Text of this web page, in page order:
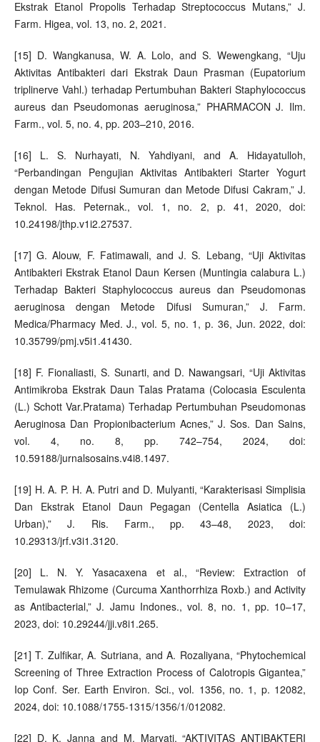
Ekstrak Etanol Propolis Terhadap Streptococcus Mutans,” J.
Farm. Higea, vol. 13, no. 2, 2021.
[15] D. Wangkanusa, W. A. Lolo, and S. Wewengkang, “Uju
Aktivitas Antibakteri dari Ekstrak Daun Prasman (Eupatorium
triplinerve Vahl.) terhadap Pertumbuhan Bakteri Staphylococcus
aureus dan Pseudomonas aeruginosa,” PHARMACON J. Ilm.
Farm., vol. 5, no. 4, pp. 203–210, 2016.
[16] L. S. Nurhayati, N. Yahdiyani, and A. Hidayatulloh,
“Perbandingan Pengujian Aktivitas Antibakteri Starter Yogurt
dengan Metode Difusi Sumuran dan Metode Difusi Cakram,” J.
Teknol. Has. Peternak., vol. 1, no. 2, p. 41, 2020, doi:
10.24198/jthp.v1i2.27537.
[17] G. Alouw, F. Fatimawali, and J. S. Lebang, “Uji Aktivitas
Antibakteri Ekstrak Etanol Daun Kersen (Muntingia calabura L.)
Terhadap Bakteri Staphylococcus aureus dan Pseudomonas
aeruginosa dengan Metode Difusi Sumuran,” J. Farm.
Medica/Pharmacy Med. J., vol. 5, no. 1, p. 36, Jun. 2022, doi:
10.35799/pmj.v5i1.41430.
[18] F. Fionaliasti, S. Sunarti, and D. Nawangsari, “Uji Aktivitas
Antimikroba Ekstrak Daun Talas Pratama (Colocasia Esculenta
(L.) Schott Var.Pratama) Terhadap Pertumbuhan Pseudomonas
Aeruginosa Dan Propionibacterium Acnes,” J. Sos. Dan Sains,
vol. 4, no. 8, pp. 742–754, 2024, doi:
10.59188/jurnalsosains.v4i8.1497.
[19] H. A. P. H. A. Putri and D. Mulyanti, “Karakterisasi Simplisia
Dan Ekstrak Etanol Daun Pegagan (Centella Asiatica (L.)
Urban),” J. Ris. Farm., pp. 43–48, 2023, doi:
10.29313/jrf.v3i1.3120.
[20] L. N. Y. Yasacaxena et al., “Review: Extraction of
Temulawak Rhizome (Curcuma Xanthorrhiza Roxb.) and Activity
as Antibacterial,” J. Jamu Indones., vol. 8, no. 1, pp. 10–17,
2023, doi: 10.29244/jji.v8i1.265.
[21] T. Zulfikar, A. Sutriana, and A. Rozaliyana, “Phytochemical
Screening of Three Extraction Process of Calotropis Gigantea,”
Iop Conf. Ser. Earth Environ. Sci., vol. 1356, no. 1, p. 12082,
2024, doi: 10.1088/1755-1315/1356/1/012082.
[22] D. K. Janna and M. Maryati, “AKTIVITAS ANTIBAKTERI